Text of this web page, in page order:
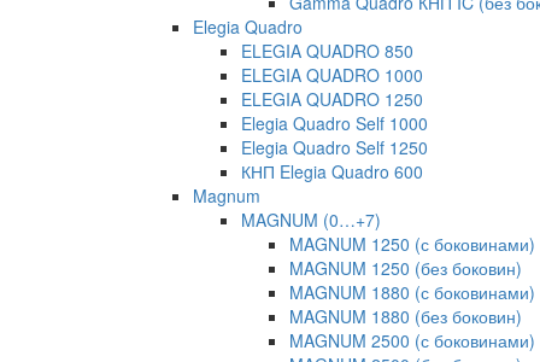
Elegia Quadro
ELEGIA QUADRO 850
ELEGIA QUADRO 1000
ELEGIA QUADRO 1250
Elegia Quadro Self 1000
Elegia Quadro Self 1250
КНП Elegia Quadro 600
Magnum
MAGNUM (0…+7)
MAGNUM 1250 (с боковинами)
MAGNUM 1250 (без боковин)
MAGNUM 1880 (с боковинами)
MAGNUM 1880 (без боковин)
MAGNUM 2500 (с боковинами)